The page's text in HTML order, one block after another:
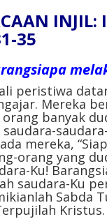
35
peristiwa
Mereka
orang banyak
saudara-
mereka,
orang yang
Ku!
saudara-Ku
Sabda
Kristus.